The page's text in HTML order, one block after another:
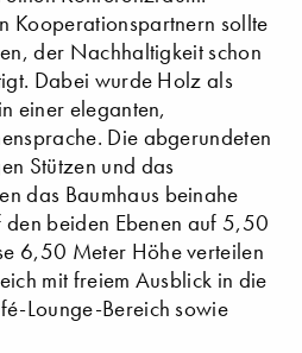
Kooperationspartnern sollte
der Nachhaltigkeit schon
Dabei wurde Holz als
einer eleganten,
Die abgerundeten
Stützen und das
das Baumhaus beinahe
den beiden Ebenen auf 5,50
6,50 Meter Höhe verteilen
mit freiem Ausblick in die
Lounge-Bereich sowie